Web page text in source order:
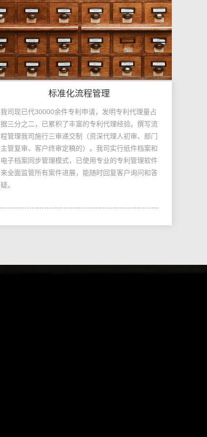
标准化流程管理
我司现已代30000余件专利申请，发明专利代理量占
据三分之二，已累积了丰富的专利代理经验。撰写流
程管理我司施行三审递交制（资深代理人初审、部门
主管复审、客户终审定稿的）。我司实行纸件档案和
电子档案同步管理模式，已使用专业的专利管理软件
来全面监管所有案件进展，能随时回复客户询问和答
疑。